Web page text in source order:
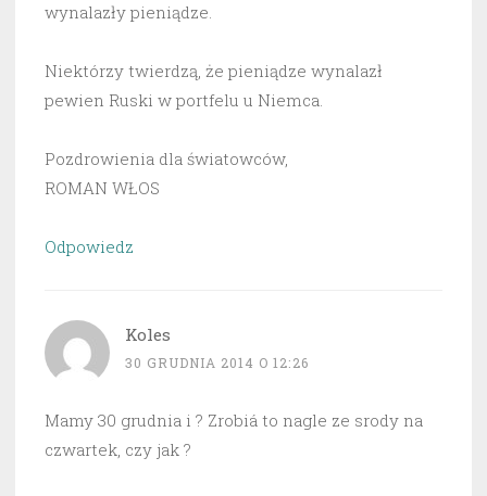
wynalazły pieniądze.
Niektórzy twierdzą, że pieniądze wynalazł
pewien Ruski w portfelu u Niemca.
Pozdrowienia dla światowców,
ROMAN WŁOS
Odpowiedz
Koles
30 GRUDNIA 2014 O 12:26
Mamy 30 grudnia i ? Zrobiá to nagle ze srody na
czwartek, czy jak ?